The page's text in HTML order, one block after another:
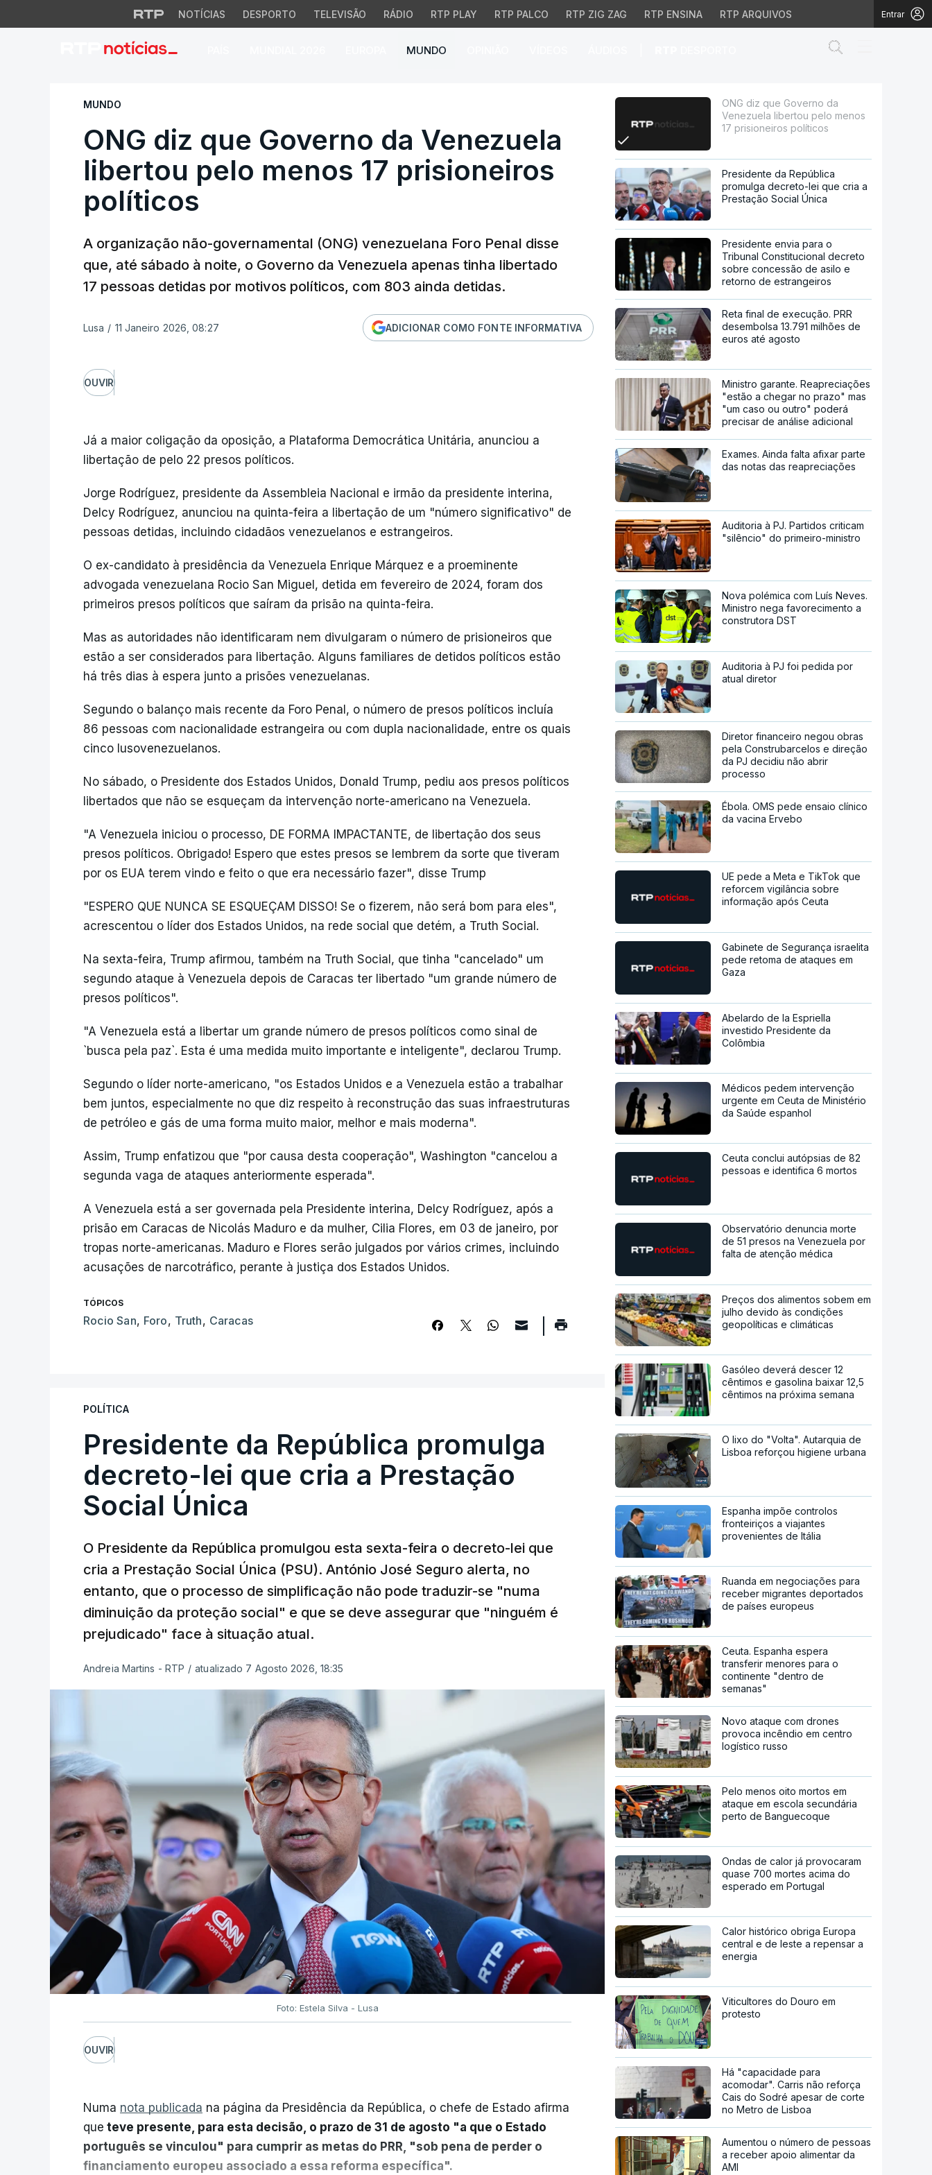
NOTÍCIAS DESPORTO TELEVISÃO RÁDIO RTP PLAY RTP PALCO RTP ZIG ZAG RTP ENSINA RTP ARQUIVOS Entrar
MUNDO
ONG diz que Governo da Venezuela libertou pelo menos 17
MUNDO
ONG diz que Governo da Venezuela
libertou pelo menos 17 prisioneiros
políticos
A organização não-governamental (ONG) venezuelana Foro Penal disse
que, até sábado à noite, o Governo da Venezuela apenas tinha libertado
17 pessoas detidas por motivos políticos, com 803 ainda detidas.
Lusa / 11 Janeiro 2026, 08:27 ADICIONAR COMO FONTE INFORMATIVA
OUVIR
Já a maior coligação da oposição, a Plataforma Democrática Unitária, anunciou a
libertação de pelo 22 presos políticos.
Jorge Rodríguez, presidente da Assembleia Nacional e irmão da presidente interina,
Delcy Rodríguez, anunciou na quinta-feira a libertação de um "número significativo" de
pessoas detidas, incluindo cidadãos venezuelanos e estrangeiros.
O ex-candidato à presidência da Venezuela Enrique Márquez e a proeminente
advogada venezuelana Rocio San Miguel, detida em fevereiro de 2024, foram dos
primeiros presos políticos que saíram da prisão na quinta-feira.
Mas as autoridades não identificaram nem divulgaram o número de prisioneiros que
estão a ser considerados para libertação. Alguns familiares de detidos políticos estão
há três dias à espera junto a prisões venezuelanas.
Segundo o balanço mais recente da Foro Penal, o número de presos políticos incluía
86 pessoas com nacionalidade estrangeira ou com dupla nacionalidade, entre os quais
cinco lusovenezuelanos.
No sábado, o Presidente dos Estados Unidos, Donald Trump, pediu aos presos políticos
libertados que não se esqueçam da intervenção norte-americano na Venezuela.
"A Venezuela iniciou o processo, DE FORMA IMPACTANTE, de libertação dos seus
presos políticos. Obrigado! Espero que estes presos se lembrem da sorte que tiveram
por os EUA terem vindo e feito o que era necessário fazer", disse Trump
"ESPERO QUE NUNCA SE ESQUEÇAM DISSO! Se o fizerem, não será bom para eles",
acrescentou o líder dos Estados Unidos, na rede social que detém, a Truth Social.
Na sexta-feira, Trump afirmou, também na Truth Social, que tinha "cancelado" um
segundo ataque à Venezuela depois de Caracas ter libertado "um grande número de
presos políticos".
"A Venezuela está a libertar um grande número de presos políticos como sinal de
`busca pela paz`. Esta é uma medida muito importante e inteligente", declarou Trump.
Segundo o líder norte-americano, "os Estados Unidos e a Venezuela estão a trabalhar
bem juntos, especialmente no que diz respeito à reconstrução das suas infraestruturas
de petróleo e gás de uma forma muito maior, melhor e mais moderna".
Assim, Trump enfatizou que "por causa desta cooperação", Washington "cancelou a
segunda vaga de ataques anteriormente esperada".
A Venezuela está a ser governada pela Presidente interina, Delcy Rodríguez, após a
prisão em Caracas de Nicolás Maduro e da mulher, Cilia Flores, em 03 de janeiro, por
tropas norte-americanas. Maduro e Flores serão julgados por vários crimes, incluindo
acusações de narcotráfico, perante à justiça dos Estados Unidos.
TÓPICOS
Rocio San, Foro, Truth, Caracas
POLÍTICA
Presidente da República promulga
decreto-lei que cria a Prestação
Social Única
O Presidente da República promulgou esta sexta-feira o decreto-lei que
cria a Prestação Social Única (PSU). António José Seguro alerta, no
entanto, que o processo de simplificação não pode traduzir-se "numa
diminuição da proteção social" e que se deve assegurar que "ninguém é
prejudicado" face à situação atual.
Andreia Martins - RTP / atualizado 7 Agosto 2026, 18:35
Foto: Estela Silva - Lusa
OUVIR
Numa nota publicada na página da Presidência da República, o chefe de Estado afirma
que teve presente, para esta decisão, o prazo de 31 de agosto "a que o Estado
português se vinculou" para cumprir as metas do PRR, "sob pena de perder o
financiamento europeu associado a essa reforma específica".
ONG diz que Governo da
Venezuela libertou pelo menos
17 prisioneiros políticos
Presidente da República
promulga decreto-lei que cria a
Prestação Social Única
Presidente envia para o
Tribunal Constitucional decreto
sobre concessão de asilo e
retorno de estrangeiros
Reta final de execução. PRR
desembolsa 13.791 milhões de
euros até agosto
Ministro garante. Reapreciações
"estão a chegar no prazo" mas
"um caso ou outro" poderá
precisar de análise adicional
Exames. Ainda falta afixar parte
das notas das reapreciações
Auditoria à PJ. Partidos criticam
"silêncio" do primeiro-ministro
Nova polémica com Luís Neves.
Ministro nega favorecimento a
construtora DST
Auditoria à PJ foi pedida por
atual diretor
Diretor financeiro negou obras
pela Construbarcelos e direção
da PJ decidiu não abrir
processo
Ébola. OMS pede ensaio clínico
da vacina Ervebo
UE pede a Meta e TikTok que
reforcem vigilância sobre
informação após Ceuta
Gabinete de Segurança israelita
pede retoma de ataques em
Gaza
Abelardo de la Espriella
investido Presidente da
Colômbia
Médicos pedem intervenção
urgente em Ceuta de Ministério
da Saúde espanhol
Ceuta conclui autópsias de 82
pessoas e identifica 6 mortos
Observatório denuncia morte
de 51 presos na Venezuela por
falta de atenção médica
Preços dos alimentos sobem em
julho devido às condições
geopolíticas e climáticas
Gasóleo deverá descer 12
cêntimos e gasolina baixar 12,5
cêntimos na próxima semana
O lixo do "Volta". Autarquia de
Lisboa reforçou higiene urbana
Espanha impõe controlos
fronteiriços a viajantes
provenientes de Itália
Ruanda em negociações para
receber migrantes deportados
de países europeus
Ceuta. Espanha espera
transferir menores para o
continente "dentro de
semanas"
Novo ataque com drones
provoca incêndio em centro
logístico russo
Pelo menos oito mortos em
ataque em escola secundária
perto de Banguecoque
Ondas de calor já provocaram
quase 700 mortes acima do
esperado em Portugal
Calor histórico obriga Europa
central e de leste a repensar a
energia
Viticultores do Douro em
protesto
Há "capacidade para
acomodar". Carris não reforça
Cais do Sodré apesar de corte
no Metro de Lisboa
Aumentou o número de pessoas
a receber apoio alimentar da
AMI